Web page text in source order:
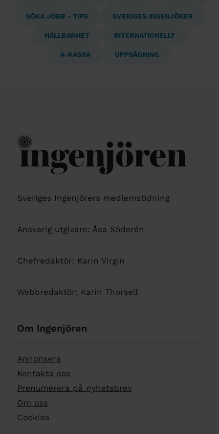
SÖKA JOBB - TIPS SVERIGES INGENJÖRER
HÅLLBARHET INTERNATIONELLT
A-KASSA UPPSÄGNING
Sveriges Ingenjörers medlemstidning
Ansvarig utgivare: Åsa Söderén
Chefredaktör: Karin Virgin
Webbredaktör: Karin Thorsell
Om Ingenjören
Annonsera
Kontakta oss
Prenumerera på nyhetsbrev
Om oss
Cookies